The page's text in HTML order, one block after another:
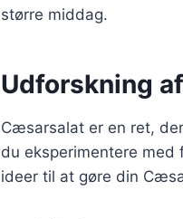
større middag.
Udforskning
Cæsarsalat er en ret,
du eksperimentere med
ideer til at gøre din